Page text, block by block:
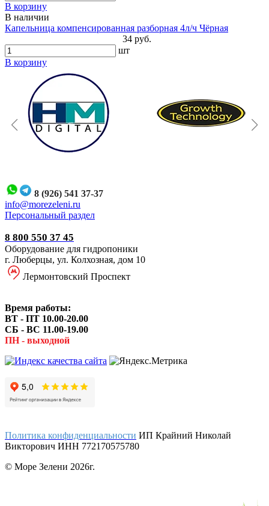
В корзину
В наличии
Капельница компенсированная разборная 4л/ч Чёрная
34 руб.
шт
В корзину
8 (926) 541 37-37
info@morezeleni.ru
Персональный раздел
8 800 550 37 45
Оборудование для гидропоники
г. Люберцы, ул. Колхозная, дом 10
Лермонтовский Проспект
Время работы:
ВТ - ПТ 10.00-20.00
СБ - ВС 11.00-19.00
ПН - выходной
Политика конфиденциальности ИП Крайний Николай
Викторович ИНН 772170575780
© Море Зелени 2026г.